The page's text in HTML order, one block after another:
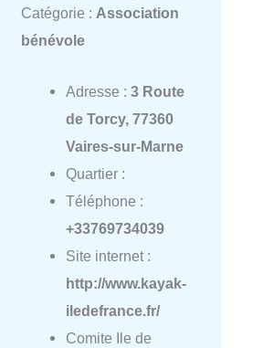
Catégorie : Association
bénévole
Adresse : 3 Route
de Torcy, 77360
Vaires-sur-Marne
Quartier :
Téléphone :
+33769734039
Site internet :
http://www.kayak-
iledefrance.fr/
Comite Ile de